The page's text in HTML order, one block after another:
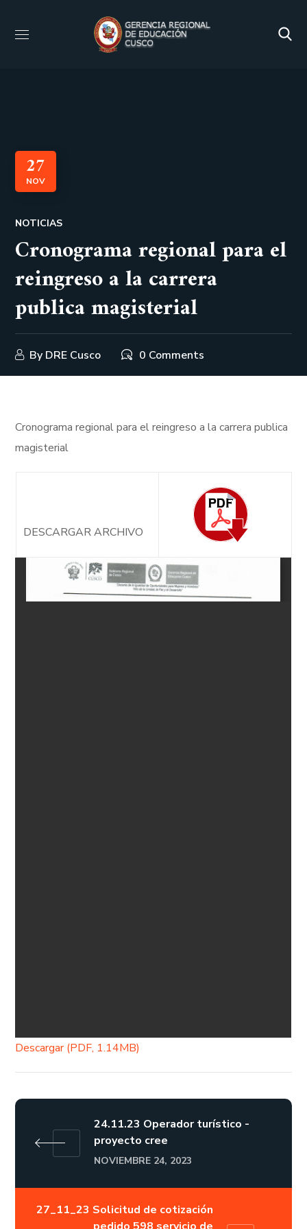
27
NOV
NOTICIAS
Cronograma regional para el
reingreso a la carrera
publica magisterial
By DRE Cusco 0 Comments
Cronograma regional para el reingreso a la carrera publica
magisterial
DESCARGAR ARCHIVO
Descargar (PDF, 1.14MB)
24.11.23 Operador turístico -
proyecto cree
NOVIEMBRE 24, 2023
27_11_23 Solicitud de cotización